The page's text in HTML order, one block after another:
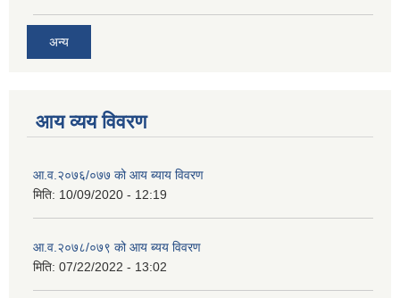
अन्य
आय व्यय विवरण
आ.व.२०७६/०७७ को आय ब्याय विवरण
मिति: 10/09/2020 - 12:19
आ.व.२०७८/०७९ को आय ब्यय विवरण
मिति: 07/22/2022 - 13:02